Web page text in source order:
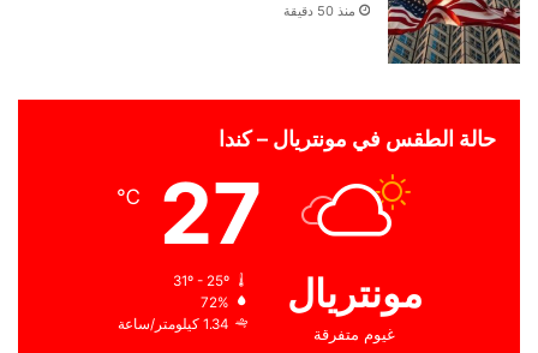
منذ 50 دقيقة
حالة الطقس في مونتريال – كندا
مونتريال
غيوم متفرقة
27
℃
31º - 25º
72%
1.34 كيلومتر/ساعة